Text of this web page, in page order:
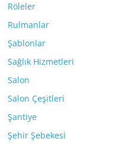
Röleler
Rulmanlar
Şablonlar
Sağlık Hizmetleri
Salon
Salon Çeşitleri
Şantiye
Şehir Şebekesi